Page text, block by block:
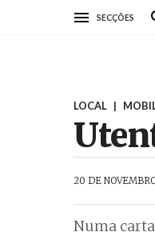
SECÇÕES
LOCAL |
20 DE
Numa